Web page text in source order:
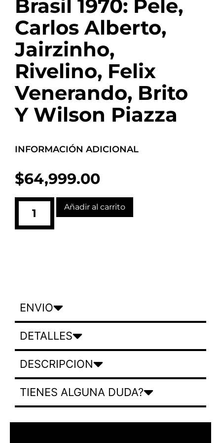
Brasil 1970: Pele,
Carlos Alberto,
Jairzinho,
Rivelino, Felix
Venerando, Brito
Y Wilson Piazza
INFORMACIÓN ADICIONAL
$64,999.00
Añadir al carrito
ENVIO
DETALLES
DESCRIPCION
TIENES ALGUNA DUDA?